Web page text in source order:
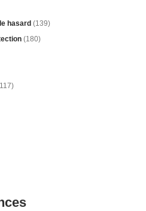
hasard (139)
(180)